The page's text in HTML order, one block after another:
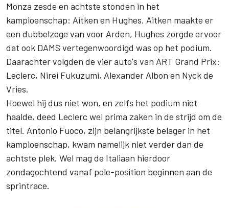
Monza zesde en achtste stonden in het
kampioenschap: Aitken en Hughes. Aitken maakte er
een dubbelzege van voor Arden, Hughes zorgde ervoor
dat ook DAMS vertegenwoordigd was op het podium.
Daarachter volgden de vier auto's van ART Grand Prix:
Leclerc, Nirei Fukuzumi, Alexander Albon en Nyck de
Vries.
Hoewel hij dus niet won, en zelfs het podium niet
haalde, deed Leclerc wel prima zaken in de strijd om de
titel. Antonio Fuoco, zijn belangrijkste belager in het
kampioenschap, kwam namelijk niet verder dan de
achtste plek. Wel mag de Italiaan hierdoor
zondagochtend vanaf pole-position beginnen aan de
sprintrace.